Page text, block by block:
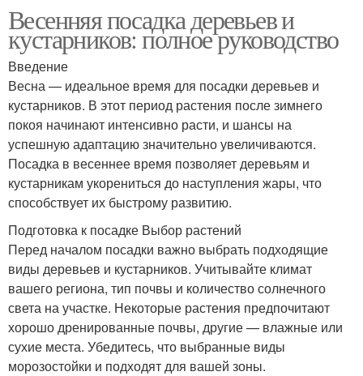
Весенняя посадка деревьев и
кустарников: полное руководство
Введение
Весна — идеальное время для посадки деревьев и
кустарников. В этот период растения после зимнего
покоя начинают интенсивно расти, и шансы на
успешную адаптацию значительно увеличиваются.
Посадка в весеннее время позволяет деревьям и
кустарникам укорениться до наступления жары, что
способствует их быстрому развитию.
Подготовка к посадке Выбор растений
Перед началом посадки важно выбрать подходящие
виды деревьев и кустарников. Учитывайте климат
вашего региона, тип почвы и количество солнечного
света на участке. Некоторые растения предпочитают
хорошо дренированные почвы, другие — влажные или
сухие места. Убедитесь, что выбранные виды
морозостойки и подходят для вашей зоны.